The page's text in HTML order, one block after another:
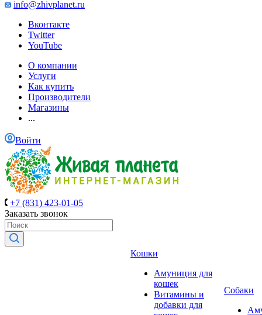
info@zhivplanet.ru
Вконтакте
Twitter
YouTube
О компании
Услуги
Как купить
Производители
Магазины
...
Войти
+7 (831) 423-01-05
Заказать звонок
Кошки
Амуниция для
кошек
Витамины и
добавки для
Собаки